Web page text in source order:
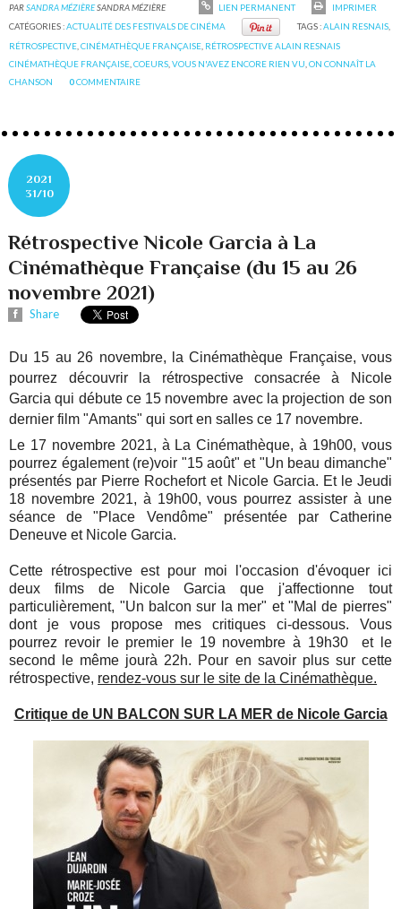
PARSANDRA MÉZIÈRESANDRA MÉZIÈRE LIEN PERMANENT
IMPRIMER
CATÉGORIES :ACTUALITÉ DES FESTIVALS DE CINÉMA TAGS :ALAIN RESNAIS,
RÉTROSPECTIVE,CINÉMATHÈQUE FRANÇAISE, RÉTROSPECTIVE ALAIN RESNAIS
CINÉMATHÈQUE FRANÇAISE,COEURS,VOUS N'AVEZ ENCORE RIEN VU,ON CONNAÎT LA
CHANSON
0COMMENTAIRE
2021
31/10
Rétrospective Nicole Garcia à La
Cinémathèque Française (du 15 au 26
novembre 2021)
Share
Du 15 au 26 novembre, la Cinémathèque Française, vous
pourrez découvrir la rétrospective consacrée à Nicole
Garcia qui débute ce 15 novembre avec la projection de son
dernier film "Amants" qui sort en salles ce 17 novembre.
Le 17 novembre 2021, à La Cinémathèque, à 19h00, vous
pourrez également (re)voir "15 août" et "Un beau dimanche"
présentés par Pierre Rochefort et Nicole Garcia. Et le Jeudi
18 novembre 2021, à 19h00, vous pourrez assister à une
séance de "Place Vendôme" présentée par Catherine
Deneuve et Nicole Garcia.
Cette rétrospective est pour moi l'occasion d'évoquer ici
deux films de Nicole Garcia que j'affectionne tout
particulièrement, "Un balcon sur la mer" et "Mal de pierres"
dont je vous propose mes critiques ci-dessous. Vous
pourrez revoir le premier le 19 novembre à 19h30 et le
second le même jourà 22h. Pour en savoir plus sur cette
rétrospective, rendez-vous sur le site de la Cinémathèque.
Critique de UN BALCON SUR LA MER de Nicole Garcia